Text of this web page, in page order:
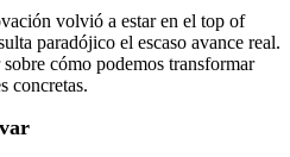
volvió a estar en el top of
paradójico el escaso avance real.
cómo podemos transformar
concretas.